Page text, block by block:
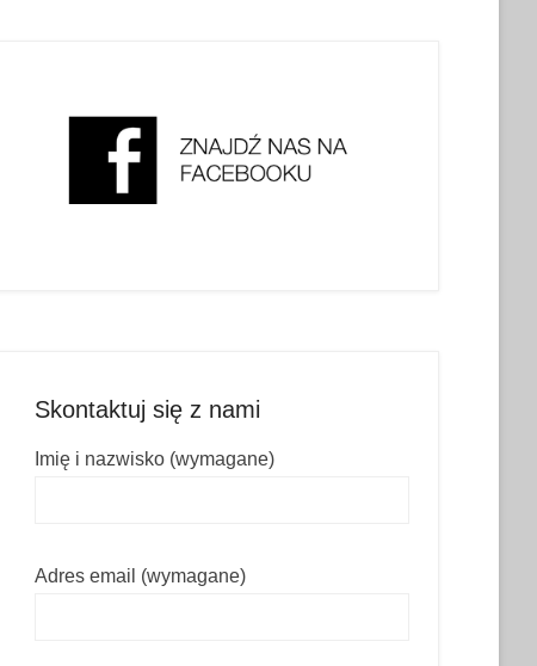
Skontaktuj się z nami
Imię i nazwisko (wymagane)
Adres email (wymagane)